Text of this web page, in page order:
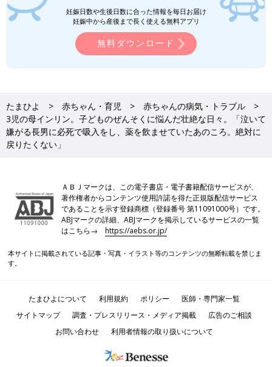
妊娠日数や生後日数に合った情報を毎日お届け
妊娠中から産後まで長く使える無料アプリ
無料ダウンロード
たまひよ 赤ちゃん・育児
赤ちゃんの病気・トラブル
3児の母インリン。子どものぜんそくに悩んだ壮絶な日々。「泣いて
嫌がる長男に必死で吸入をし、薬を飲ませていたあのころ。絶対に
戻りたくない」
ＡＢＪマークは、この電子書店・電子書籍配信サービスが、
著作権者からコンテンツ使用許諾を得た正規版配信サービス
であることを示す登録商標（登録番号 第11091000号）です。
ABJマークの詳細、ABJマークを掲示しているサービスの一覧
はこちら→https://aebs.or.jp/
本サイトに掲載されている記事・写真・イラスト等のコンテンツの無断転載を禁じま
す。
たまひよについて 利用規約 ポリシー
医師・専門家一覧
サイトマップ
調査・プレスリリース・メディア掲載
広告のご相談
お問い合わせ
利用者情報の取り扱いについて